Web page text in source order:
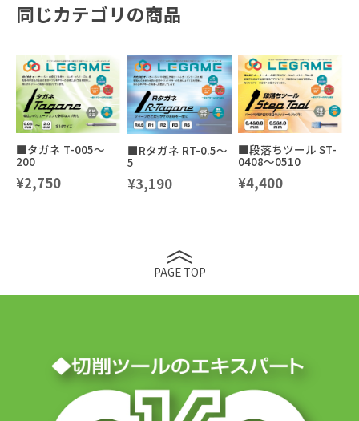
同じカテゴリの商品
■タガネ T-005～
200
¥2,750
■Rタガネ RT-0.5～
5
¥3,190
■段落ちツール ST-
0408～0510
¥4,400
PAGE TOP